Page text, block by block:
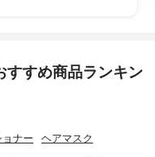
すすめ商品ランキン
ョナー ヘアマスク